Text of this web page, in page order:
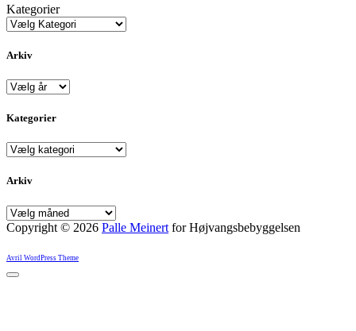
Kategorier
Arkiv
Arkiver
Kategorier
Kategorier
Arkiv
Arkiv
Copyright © 2026 Palle Meinert for Højvangsbebyggelsen
Avril WordPress Theme